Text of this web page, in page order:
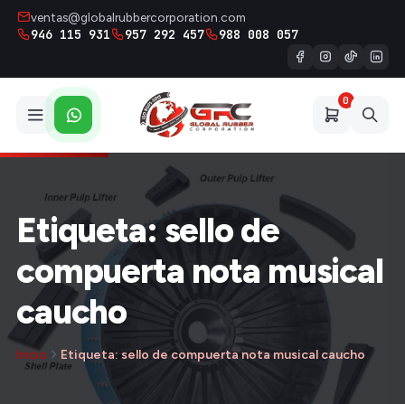
ventas@globalrubbercorporation.com
946 115 931 957 292 457 988 008 057
0
Etiqueta: sello de
compuerta nota musical
caucho
Inicio Etiqueta: sello de compuerta nota musical caucho